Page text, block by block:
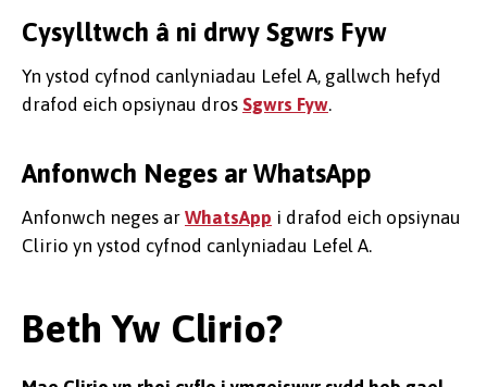
Cysylltwch â ni drwy Sgwrs Fyw
Yn ystod cyfnod canlyniadau Lefel A, gallwch hefyd
drafod eich opsiynau dros Sgwrs Fyw.
Anfonwch Neges ar WhatsApp
Anfonwch neges ar WhatsApp i drafod eich opsiynau
Clirio yn ystod cyfnod canlyniadau Lefel A.
Beth Yw Clirio?